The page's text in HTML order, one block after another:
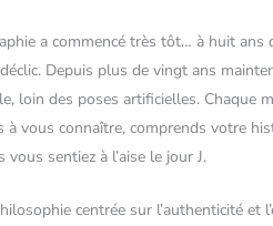
a commencé très tôt… à huit ans
Depuis plus de vingt ans
loin des poses artificielles. Chaque
à vous connaître, comprends votre
sentiez à l’aise le jour J.
centrée sur l’authenticité et